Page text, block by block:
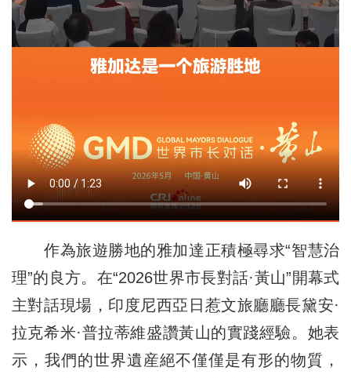
作為旅遊勝地的雅加達正積極尋求“智慧治
理”的良方。在“2026世界市長對話·黃山”開幕式
主對話現場，印度尼西亞日惹文旅廳廳長黛安·
拉克希米·普拉蒂維盛讚黃山的實踐經驗。她表
示，我們的世界遺産絕不僅僅是有形的物質，